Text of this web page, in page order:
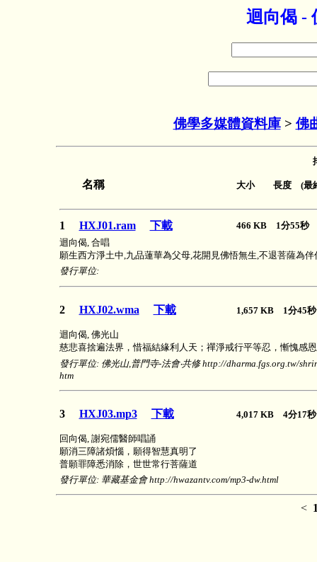
迴向偈 -
佛學多媒體資料庫> 佛
名稱 大小 長度 (最
1 HXJ01.ram 下載
466 KB 1分55
迴向偈, 合唱
願生西方淨土中,九品蓮華為父母,花開見佛悟無生,不退菩薩為伴
發行單位:
2 HXJ02.wma 下載 1,657 KB 1分45
迴向偈, 佛光山
慈悲喜捨遍法界，惜福結緣利人天；禪淨戒行平等忍，慚愧感
發行單位: 佛光山,普門寺-法會‧共修 http://dharma.fgs.org.tw/
htm
3 HXJ03.mp3 下載 4,017 KB 4分17
回向偈, 謝宛儒醫師唱誦
願消三障諸煩惱，願得智慧真明了
普願罪障悉消除，世世常行菩薩道
發行單位: 華藏基金會 http://hwazantv.com/mp3-dw.html
<